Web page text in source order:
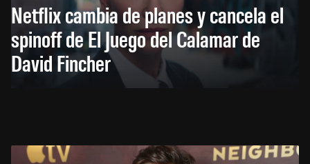
Netflix cambia de planes y cancela el
spinoff de El Juego del Calamar de
David Fincher